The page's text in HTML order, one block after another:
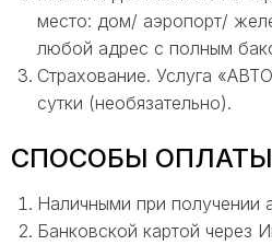
место: дом/ аэропорт/
любой адрес с полным
Страхование. Услуга
сутки (необязательно).
СПОСОБЫ
Наличными при получении
Банковской картой через